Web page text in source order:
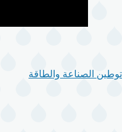
توطين الصناعة والطاقة